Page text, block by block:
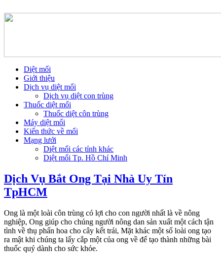
Diệt mối
Giới thiệu
Dịch vụ diệt mối
Dịch vụ diệt con trùng
Thuốc diệt mối
Thuốc diệt côn trùng
Máy diệt mối
Kiến thức về mối
Mạng lưới
Diệt mối các tỉnh khác
Diệt mối Tp. Hồ Chí Minh
Dịch Vụ Bắt Ong Tại Nhà Uy Tín
TpHCM
Ong là một loài côn trùng có lợi cho con người nhất là về nông
nghiệp, Ong giúp cho chúng người nông dan sản xuất một cách tận
tình về thụ phấn hoa cho cây kết trái, Mặt khác một số loài ong tạo
ra mật khi chúng ta lấy cắp một của ong về để tạo thành những bài
thuốc quý dành cho sức khỏe.